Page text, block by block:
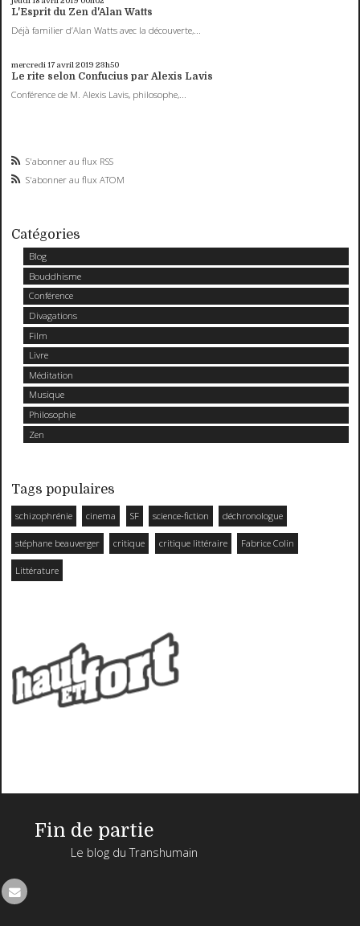
L'Esprit du Zen d'Alan Watts
Déjà familier d’Alan Watts avec la découverte,...
mercredi 17 avril 2019 23h50
Le rite selon Confucius par Alexis Lavis
Conférence de M. Alexis Lavis, philosophe,...
S'abonner au flux RSS
S'abonner au flux ATOM
Catégories
Blog
Bouddhisme
Conférence
Divagations
Film
Livre
Méditation
Musique
Philosophie
Zen
Tags populaires
schizophrénie cinema SF science-fiction déchronologue
stéphane beauverger critique critique littéraire Fabrice Colin
Littérature
Fin de partie
Le blog du Transhumain